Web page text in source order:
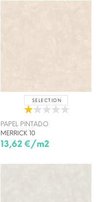
SELECTION
PAPEL PINTADO
MERRICK 10
13,62 €/m2